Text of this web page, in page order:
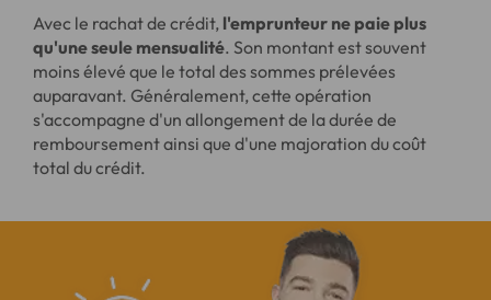
Avec le rachat de crédit, l'emprunteur ne paie plus
qu'une seule mensualité. Son montant est souvent
moins élevé que le total des sommes prélevées
auparavant. Généralement, cette opération
s'accompagne d'un allongement de la durée de
remboursement ainsi que d'une majoration du coût
total du crédit.